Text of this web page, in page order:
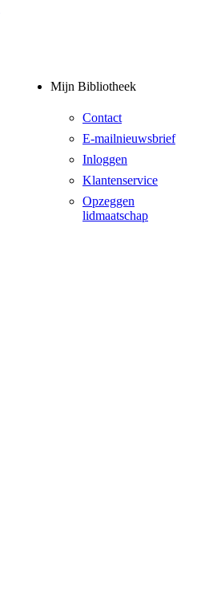
Mijn Bibliotheek
Contact
E-mailnieuwsbrief
Inloggen
Klantenservice
Opzeggen
lidmaatschap